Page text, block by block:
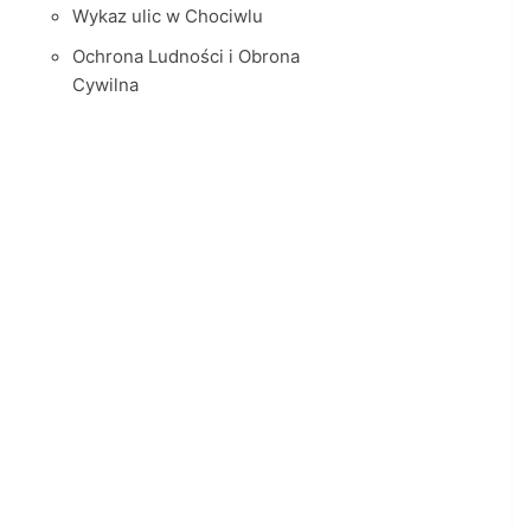
Wykaz ulic w Chociwlu
Ochrona Ludności i Obrona
Cywilna